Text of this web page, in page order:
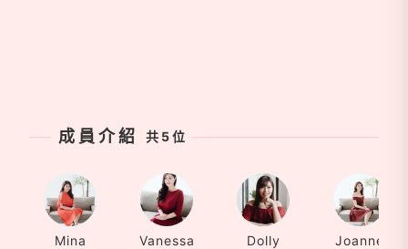
成員介紹 共 5 位
Mina Vanessa Dolly Joanne